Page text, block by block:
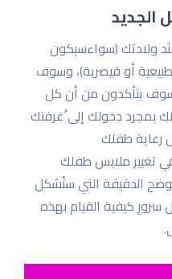
الجديد
ولادتك (سواءسیكون
أو قیصریة)، وسوف
یتأكدون من أن كل
بمجرد دخولك إلى ُغرفتك
رعایة طفلك
تغییر ملابس طفلك
الدقیقة التي ستُشكل
كیفیة القیام بهذه